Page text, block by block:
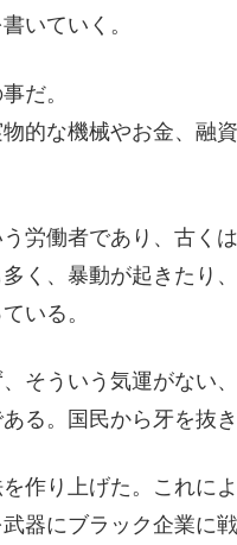
いていく。
だ。
的な機械やお金、融
労働者であり、古く
く、暴動が起きたり
いる。
そういう気運がない
る。国民から牙を抜き
作り上げた。これに
器にブラック企業に